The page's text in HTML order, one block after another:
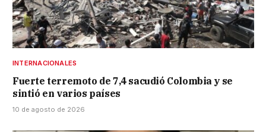
INTERNACIONALES
Fuerte terremoto de 7,4 sacudió Colombia y se
sintió en varios países
10 de agosto de 2026